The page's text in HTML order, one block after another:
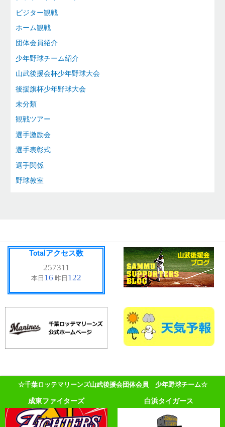
ビジター観戦
ホーム観戦
団体会員紹介
少年野球チーム紹介
山武後援会杯少年野球大会
後援旗杯少年野球大会
未分類
観戦ツアー
選手激励会
選手表彰式
選手関係
野球教室
Totalアクセス数
☆千葉ロッテマリーンズ山武後援会団体会員 少年野球チーム☆
成東ファイターズ 白浜タイガース